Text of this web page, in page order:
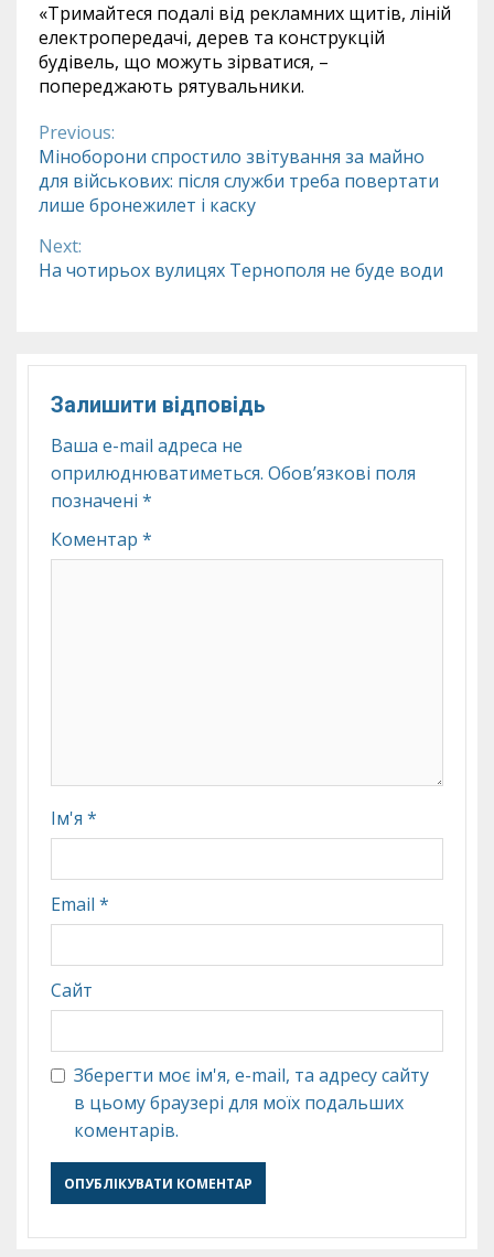
«Тримайтеся подалі від рекламних щитів, ліній
електропередачі, дерев та конструкцій
будівель, що можуть зірватися, –
попереджають рятувальники.
Continue
Reading
Previous:
Міноборони спростило звітування за майно
для військових: після служби треба повертати
лише бронежилет і каску
Next:
На чотирьох вулицях Тернополя не буде води
Залишити відповідь
Ваша e-mail адреса не
оприлюднюватиметься. Обов’язкові поля
позначені *
Коментар *
Ім'я *
Email *
Сайт
Зберегти моє ім'я, e-mail, та адресу сайту
в цьому браузері для моїх подальших
коментарів.